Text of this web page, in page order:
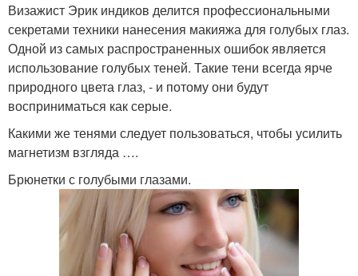
Визажист Эрик индиков делится профессиональными
секретами техники нанесения макияжа для голубых глаз.
Одной из самых распространенных ошибок является
использование голубых теней. Такие тени всегда ярче
природного цвета глаз, - и потому они будут
восприниматься как серые.
Какими же тенями следует пользоваться, чтобы усилить
магнетизм взгляда ….
Брюнетки с голубыми глазами.